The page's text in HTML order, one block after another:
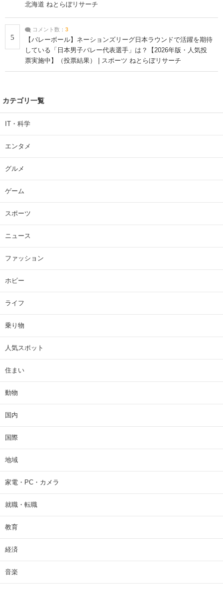
北海道 ねとらぼリサーチ
5
コメント数： 3
【バレーボール】ネーションズリーグ日本ラウンドで活躍を期待
している「日本男子バレー代表選手」は？【2026年版・人気投
票実施中】（投票結果） | スポーツ ねとらぼリサーチ
カテゴリ一覧
IT・科学
エンタメ
グルメ
ゲーム
スポーツ
ニュース
ファッション
ホビー
ライフ
乗り物
人気スポット
住まい
動物
国内
国際
地域
家電・PC・カメラ
就職・転職
教育
経済
音楽